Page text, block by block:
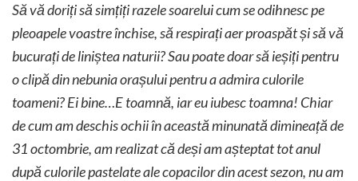
Să vă doriți să simțiți razele soarelui cum se odihnesc pe
pleoapele voastre închise, să respirați aer proaspăt și să vă
bucurați de liniștea naturii? Sau poate doar să ieșiți pentru
o clipă din nebunia orașului pentru a admira culorile
toameni?Ei bine…E toamnă, iar eu iubesc toamna! Chiar
de cum am deschis ochii în această minunată dimineață de
31 octombrie, am realizat că deși am așteptat tot anul
după culorile pastelate ale copacilor din acest sezon, nu am